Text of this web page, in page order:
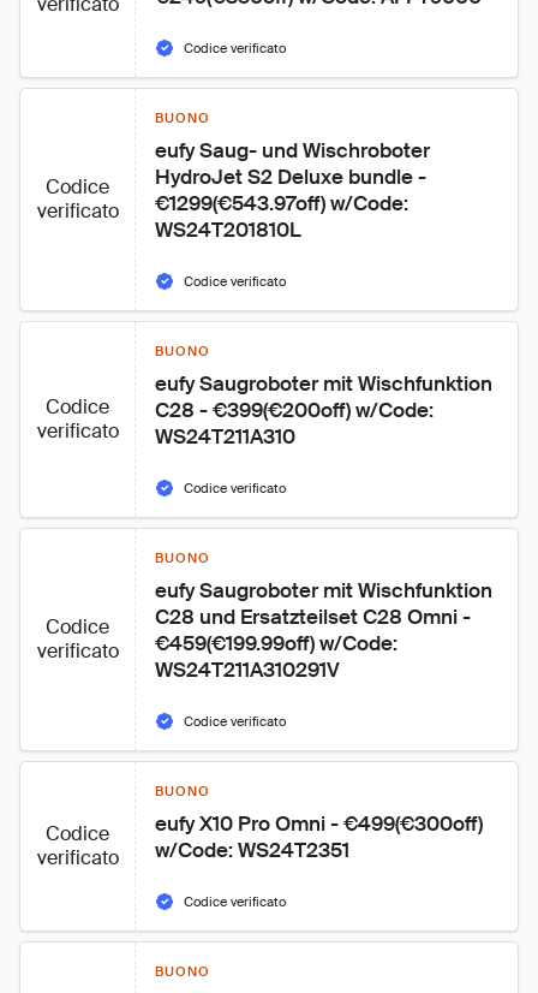
Codice verificato
Codice
verificato
BUONO
eufy Saug- und Wischroboter
HydroJet S2 Deluxe bundle -
€1299(€543.97off) w/Code:
WS24T201810L
Codice verificato
Codice
verificato
BUONO
eufy Saugroboter mit Wischfunktion
C28 - €399(€200off) w/Code:
WS24T211A310
Codice verificato
Codice
verificato
BUONO
eufy Saugroboter mit Wischfunktion
C28 und Ersatzteilset C28 Omni -
€459(€199.99off) w/Code:
WS24T211A310291V
Codice verificato
Codice
verificato
BUONO
eufy X10 Pro Omni - €499(€300off)
w/Code: WS24T2351
Codice verificato
BUONO